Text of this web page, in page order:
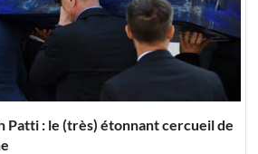
Patti : le (très) étonnant cercueil de